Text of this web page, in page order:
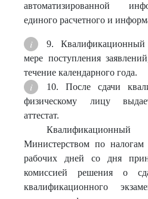
автоматизированной
единого расчетного и
9.
мере поступления
течение календарного года.
10. После сдачи
физическому лицу
аттестат.
Министерством по
рабочих дней со дня
комиссией решения о
квалификационного